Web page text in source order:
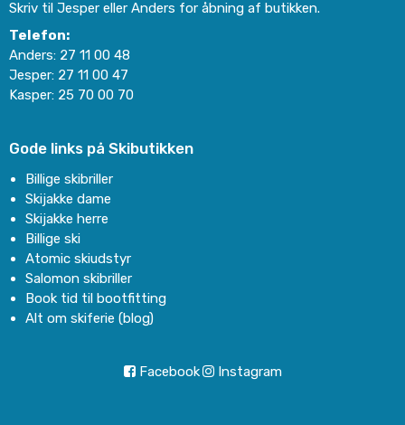
Skriv til Jesper eller Anders for åbning af butikken.
Telefon:
Anders: 27 11 00 48
Jesper: 27 11 00 47
Kasper: 25 70 00 70
Gode links på Skibutikken
Billige skibriller
Skijakke dame
Skijakke herre
Billige ski
Atomic skiudstyr
Salomon skibriller
Book tid til bootfitting
Alt om skiferie (blog)
Facebook Instagram